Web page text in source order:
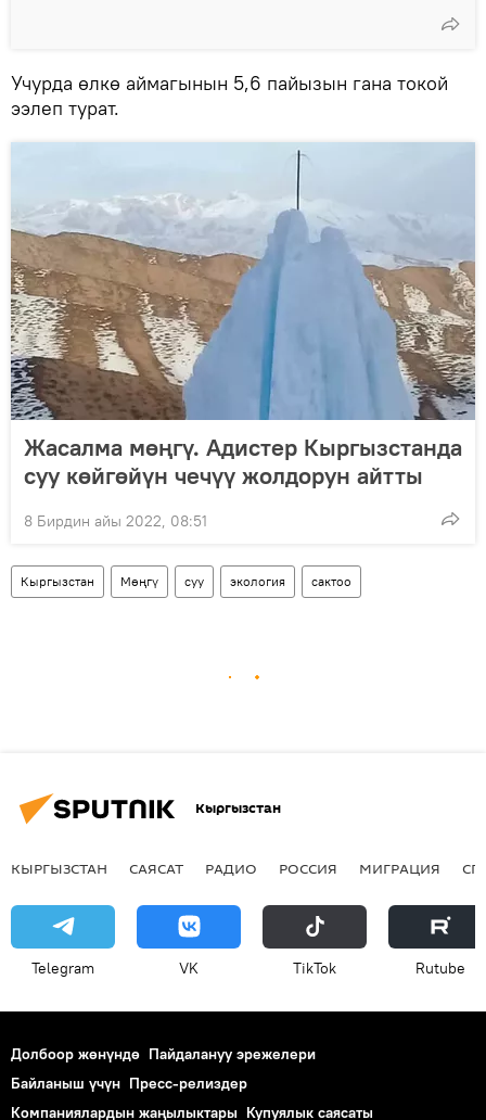
Учурда өлкө аймагынын 5,6 пайызын гана токой
ээлеп турат.
Жасалма мөңгү. Адистер Кыргызстанда
суу көйгөйүн чечүү жолдорун айтты
8 Бирдин айы 2022, 08:51
Кыргызстан Мөңгү суу экология сактоо
Кыргызстан
КЫРГЫЗСТАН САЯСАТ РАДИО РОССИЯ МИГРАЦИЯ
Telegram VK ТikТоk Rutube
Долбоор жөнүндө Пайдалануу эрежелери
Байланыш үчүн Пресс-релиздер
Компаниялардын жаңылыктары Купуялык саясаты